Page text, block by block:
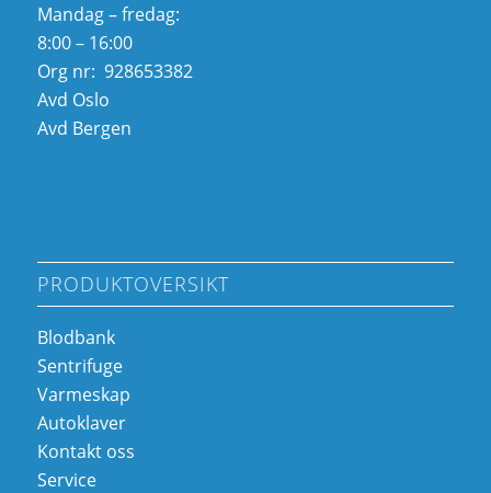
Mandag – fredag:
8:00 – 16:00
Org nr: 928653382
Avd Oslo
Avd Bergen
PRODUKTOVERSIKT
Blodbank
Sentrifuge
Varmeskap
Autoklaver
Kontakt oss
Service